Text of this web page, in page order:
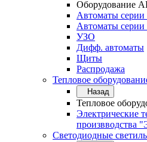
Оборудование
Автоматы серии
Автоматы серии
УЗО
Дифф. автоматы
Щиты
Распродажа
Тепловое
Назад
Тепловое
Электрические
произвводства
Светодиодные